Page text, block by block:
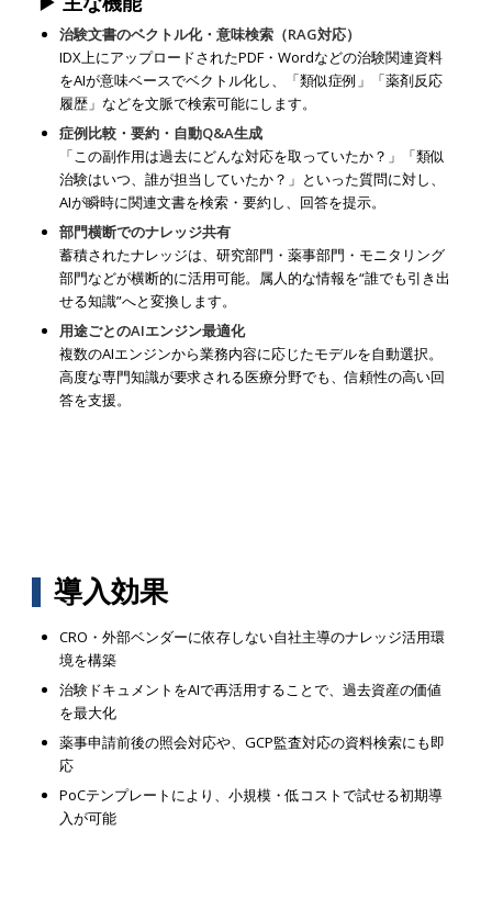
治験文書のベクトル化・意味検索（RAG対応）
IDX上にアップロードされたPDF・Wordなどの治験関連資料
をAIが意味ベースでベクトル化し、「類似症例」「薬剤反応
履歴」などを文脈で検索可能にします。
症例比較・要約・自動Q&A生成
「この副作用は過去にどんな対応を取っていたか？」「類似
治験はいつ、誰が担当していたか？」といった質問に対し、
AIが瞬時に関連文書を検索・要約し、回答を提示。
部門横断でのナレッジ共有
蓄積されたナレッジは、研究部門・薬事部門・モニタリング
部門などが横断的に活用可能。属人的な情報を“誰でも引き出
せる知識”へと変換します。
用途ごとのAIエンジン最適化
複数のAIエンジンから業務内容に応じたモデルを自動選択。
高度な専門知識が要求される医療分野でも、信頼性の高い回
答を支援。
導入効果
CRO・外部ベンダーに依存しない自社主導のナレッジ活用環
境を構築
治験ドキュメントをAIで再活用することで、過去資産の価値
を最大化
薬事申請前後の照会対応や、GCP監査対応の資料検索にも即
応
PoCテンプレートにより、小規模・低コストで試せる初期導
入が可能